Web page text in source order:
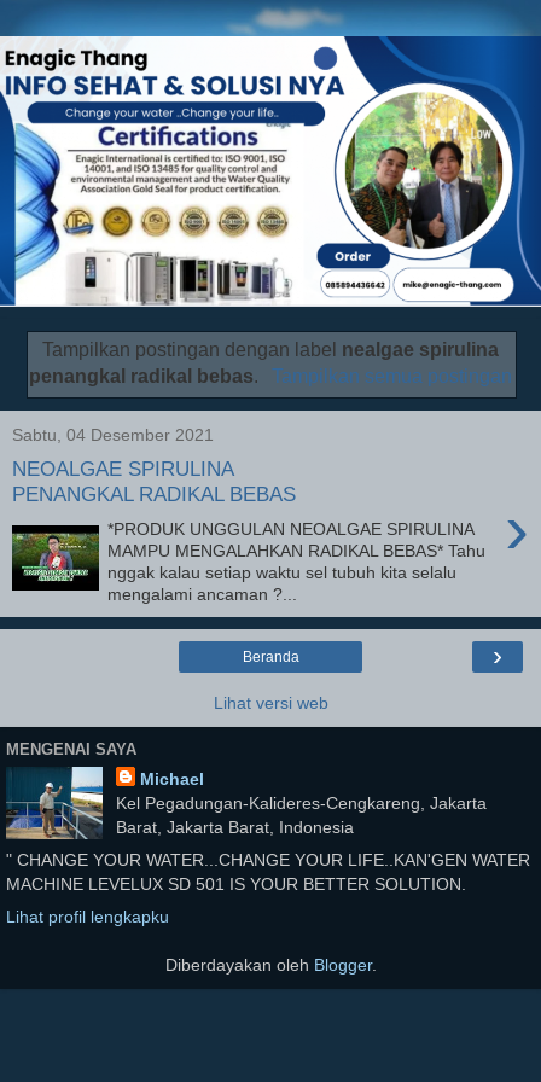
Tampilkan postingan dengan label nealgae spirulina
penangkal radikal bebas. Tampilkan semua postingan
Sabtu, 04 Desember 2021
NEOALGAE SPIRULINA
PENANGKAL RADIKAL BEBAS
›
*PRODUK UNGGULAN NEOALGAE SPIRULINA
MAMPU MENGALAHKAN RADIKAL BEBAS* Tahu
nggak kalau setiap waktu sel tubuh kita selalu
mengalami ancaman ?...
›
Beranda
Lihat versi web
MENGENAI SAYA
Michael
Kel Pegadungan-Kalideres-Cengkareng, Jakarta
Barat, Jakarta Barat, Indonesia
" CHANGE YOUR WATER...CHANGE YOUR LIFE..KAN'GEN WATER
MACHINE LEVELUX SD 501 IS YOUR BETTER SOLUTION.
Lihat profil lengkapku
Diberdayakan oleh Blogger.